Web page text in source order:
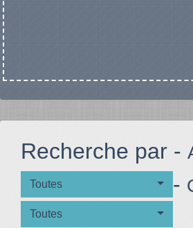
Recherche par -
Toutes -
Toutes